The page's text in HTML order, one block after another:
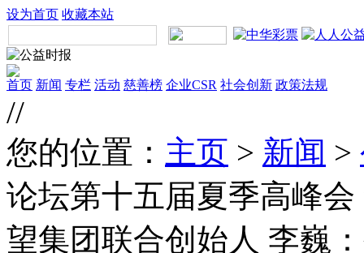
设为首页 收藏本站
首页 新闻 专栏 活动 慈善榜 企业CSR 社会创新 政策法规
//
您的位置： 主页 > 新闻 >
论坛第十五届夏季高峰
望集团联合创始人 李巍